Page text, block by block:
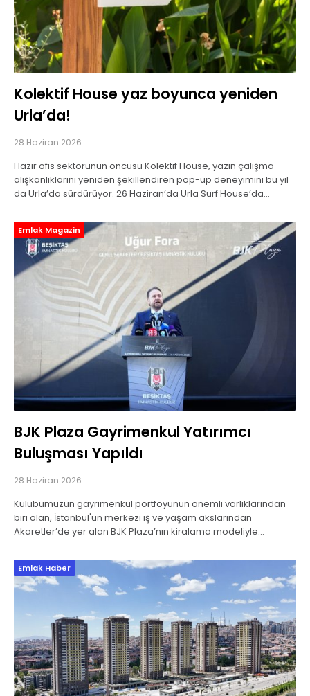
Kolektif House yaz boyunca yeniden
Urla’da!
28 Haziran 2026
Hazır ofis sektörünün öncüsü Kolektif House, yazın çalışma
alışkanlıklarını yeniden şekillendiren pop-up deneyimini bu yıl
da Urla’da sürdürüyor. 26 Haziran’da Urla Surf House’da
Emlak Magazin
BJK Plaza Gayrimenkul Yatırımcı
Buluşması Yapıldı
28 Haziran 2026
Kulübümüzün gayrimenkul portföyünün önemli varlıklarından
biri olan, İstanbul'un merkezi iş ve yaşam akslarından
Akaretler’de yer alan BJK Plaza’nın kiralama modeliyle
Hakan Daltaban, Asbaşkan ve
Emlak Haber